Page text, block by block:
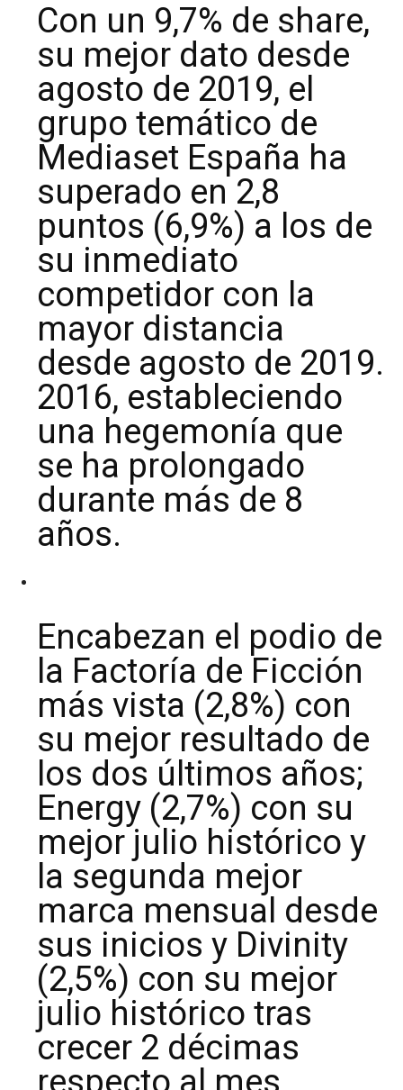
Con un 9,7% de share,
su mejor dato desde
agosto de 2019, el
grupo temático de
Mediaset España ha
superado en 2,8
puntos (6,9%) a los de
su inmediato
competidor con la
mayor distancia
desde agosto de 2019.
2016, estableciendo
una hegemonía que
se ha prolongado
durante más de 8
años.
Encabezan el podio de
la Factoría de Ficción
más vista (2,8%) con
su mejor resultado de
los dos últimos años;
Energy (2,7%) con su
mejor julio histórico y
la segunda mejor
marca mensual desde
sus inicios y Divinity
(2,5%) con su mejor
julio histórico tras
crecer 2 décimas
respecto al mes